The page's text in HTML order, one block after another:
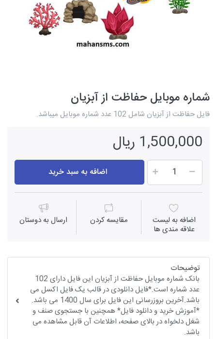
شماره موبایل حفاظت از آبزیان
فایل حفاظت از آبزیان شامل 102 عدد شماره موبایل میباشد.
1,500,000 ریال
اضافه به سبد خرید
اضافه به لیست
علاقه مندی ها
مقايسه كردن ارسال به دوستان
توضیحات
بانک شماره موبایل حفاظت از آبزیان این فایل دارای 102
عدد شماره است.*فایل دانلودی در قالب یک فایل اکسل می
باشد.آخرین بروزرسانی این فایل برای سال 1400 می باشد.
*آموزش خرید و دانلود فایل* همچنین با جستجوی صنف و
شغل دلخواه در بالای صفحه، اطلاعات آن قابل مشاهده می
باشد.